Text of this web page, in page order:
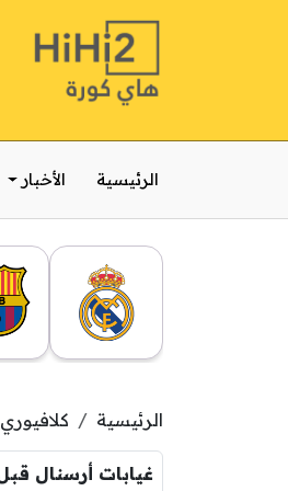
الرئيسية الأخبار
الرئيسية كلافيوري